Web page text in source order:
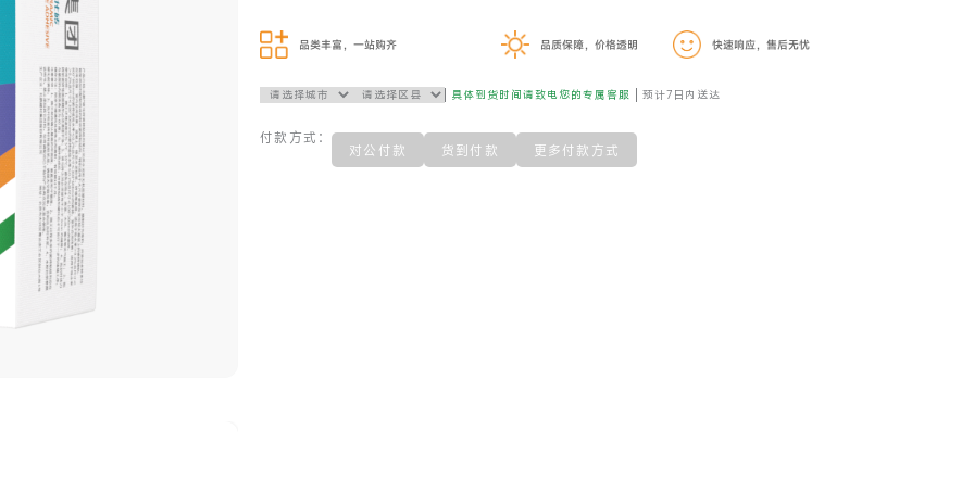
品类丰富，一站购齐 品质保障，价格透明 快速响应，售后无忧
具体到货时间请致电您的专属客服 预计7日内送达
付款方式：
对公付款 货到付款 更多付款方式